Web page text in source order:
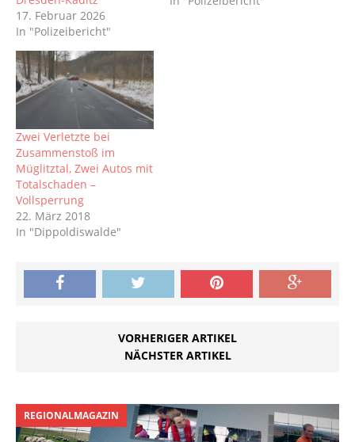
17. Februar 2026
In "Polizeibericht"
Zwei Verletzte bei
Zusammenstoß im
Müglitztal, Zwei Autos mit
Totalschaden –
Vollsperrung
22. März 2018
In "Dippoldiswalde"
VORHERIGER ARTIKEL
NÄCHSTER ARTIKEL
REGIONALMAGAZIN